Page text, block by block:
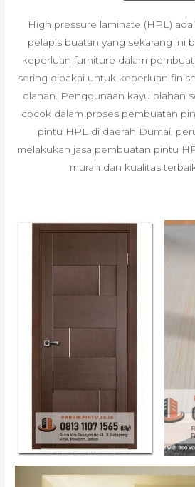
High pressure laminate (HPL)
pelapis buatan yang sekarang ini
keperluan furniture dalam
sering dipakai untuk keperluan
olahan. Penggunaan kayu olahan
cocok dalam proses pembuatan
pintu HPL di daerah Dumai,
melakukan jasa pembuatan pintu
murah dan kualitas